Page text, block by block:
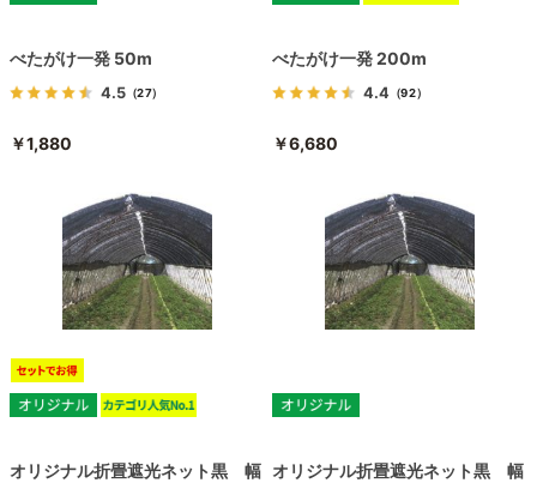
べたがけ一発 50m
4.5（27）
￥1,880
べたがけ一発 200m
4.4 （92）
￥6,680
オリジナル折畳遮光ネット黒 幅 オリジナル折畳遮光ネット黒 幅